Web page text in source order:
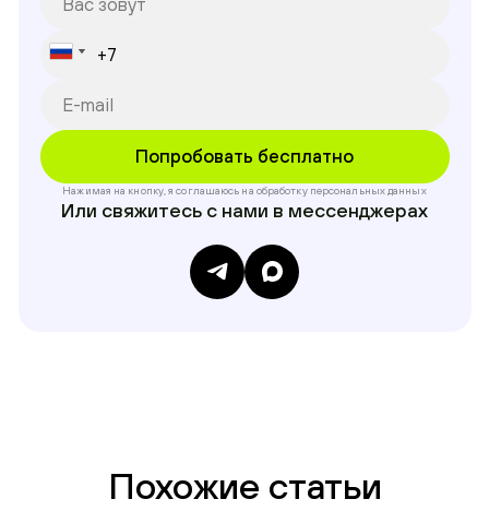
Нажимая на кнопку, я соглашаюсь на обработку персональных данных
Или свяжитесь с нами в мессенджерах
Похожие статьи